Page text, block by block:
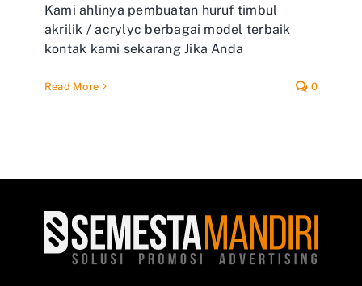
Kami ahlinya pembuatan huruf timbul
akrilik / acrylyc berbagai model terbaik
kontak kami sekarang Jika Anda
Read More 0